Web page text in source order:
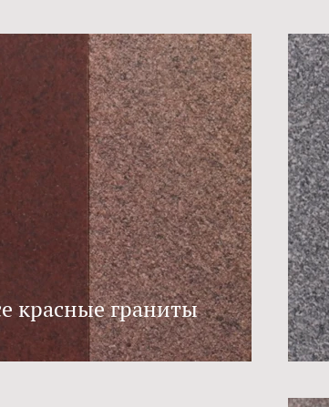
красные граниты